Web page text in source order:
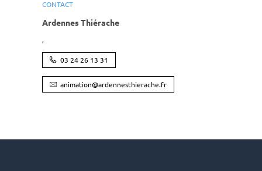
CONTACT
Ardennes Thiérache
,
03 24 26 13 31
animation@ardennesthierache.fr